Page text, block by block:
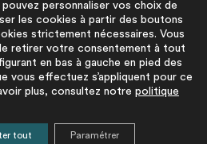
PLUS D'INFORMATIONS
Mentions légales
Politique de
protection des
Politique cookies
personnaliser vos choix de
les cookies à partir des boutons
strictement nécessaires. Vous
retirer votre consentement à tout
en bas à gauche en pied des
vous effectuez s’appliquent pour ce
plus, consultez notre politique
tout Paramétrer